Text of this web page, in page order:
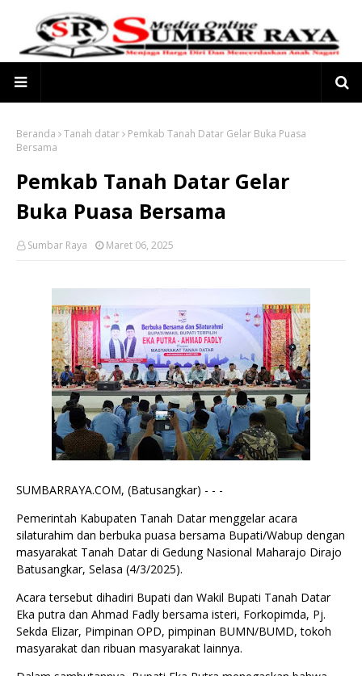
Beranda Tanah datar
Pemkab Tanah Datar Gelar Buka Puasa
Bersama
Pemkab Tanah Datar Gelar
Buka Puasa Bersama
Sumbar Raya Maret 06, 2025
SUMBARRAYA.COM, (Batusangkar) - - -
Pemerintah Kabupaten Tanah Datar menggelar acara
silaturahim dan berbuka puasa bersama Bupati/Wabup dengan
masyarakat Tanah Datar di Gedung Nasional Maharajo Dirajo
Batusangkar, Selasa (4/3/2025).
Acara tersebut dihadiri Bupati dan Wakil Bupati Tanah Datar
Eka putra dan Ahmad Fadly bersama isteri, Forkopimda, Pj.
Sekda Elizar, Pimpinan OPD, pimpinan BUMN/BUMD, tokoh
masyarakat dan ribuan masyarakat lainnya.